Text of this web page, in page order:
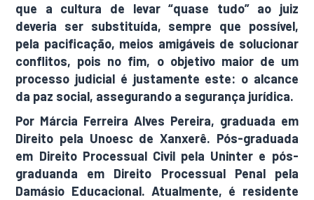
que a cultura de levar “quase tudo” ao juiz
deveria ser substituída, sempre que possível,
pela pacificação, meios amigáveis de solucionar
conflitos, pois no fim, o objetivo maior de um
processo judicial é justamente este: o alcance
da paz social, assegurando a segurança jurídica.
Por Márcia Ferreira Alves Pereira, graduada em
Direito pela Unoesc de Xanxerê. Pós-graduada
em Direito Processual Civil pela Uninter e pós-
graduanda em Direito Processual Penal pela
Damásio Educacional. Atualmente, é residente